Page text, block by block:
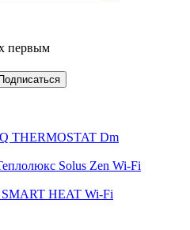
первым
THERMOSTAT Dm
Solus Zen Wi-Fi
HEAT Wi-Fi